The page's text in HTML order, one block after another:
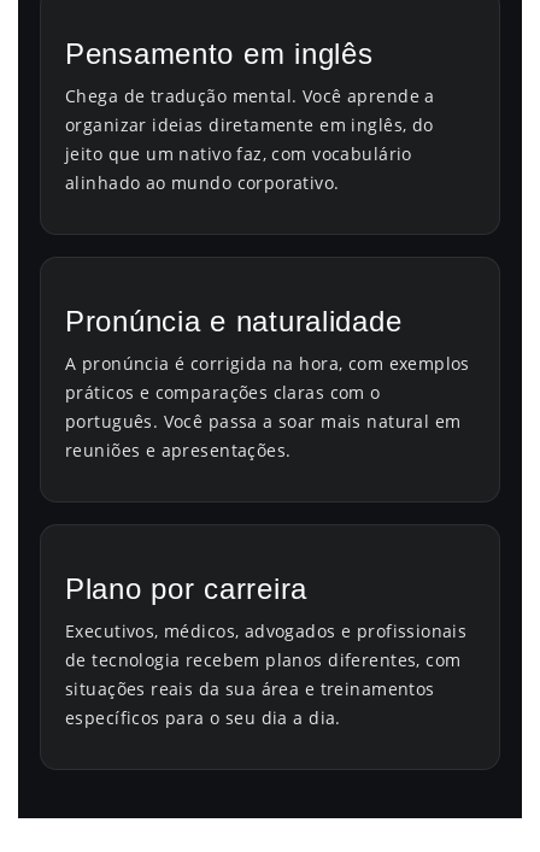
Pensamento em inglês
Chega de tradução mental. Você aprende a
organizar ideias diretamente em inglês, do
jeito que um nativo faz, com vocabulário
alinhado ao mundo corporativo.
Pronúncia e naturalidade
A pronúncia é corrigida na hora, com exemplos
práticos e comparações claras com o
português. Você passa a soar mais natural em
reuniões e apresentações.
Plano por carreira
Executivos, médicos, advogados e profissionais
de tecnologia recebem planos diferentes, com
situações reais da sua área e treinamentos
específicos para o seu dia a dia.